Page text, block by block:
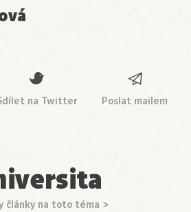
na Twitter Poslat mailem
články na toto téma >